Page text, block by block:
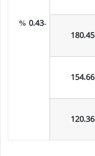
-0.43 %
180.45
154.66
120.36